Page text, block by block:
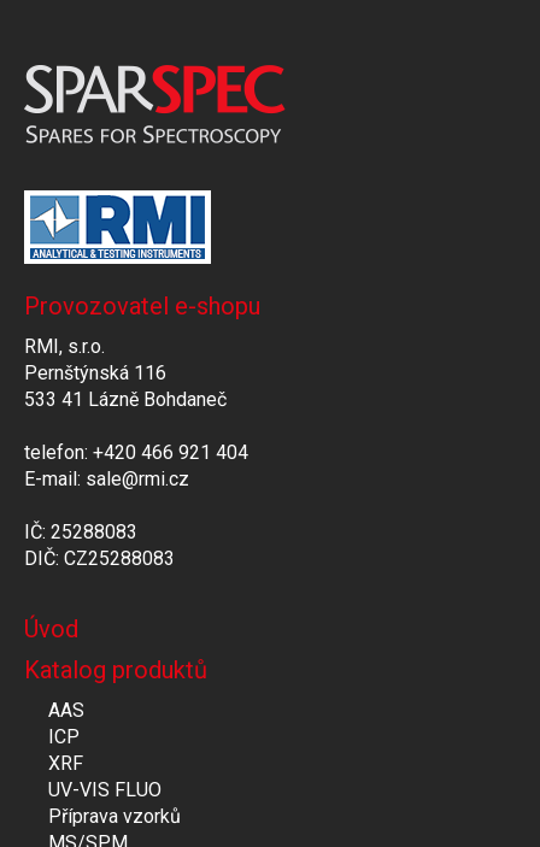
Provozovatel e-shopu
RMI, s.r.o.
Pernštýnská 116
533 41 Lázně Bohdaneč
telefon: +420 466 921 404
E-mail: sale@rmi.cz
IČ: 25288083
DIČ: CZ25288083
Úvod
Katalog produktů
AAS
ICP
XRF
UV-VIS FLUO
Příprava vzorků
MS/SPM